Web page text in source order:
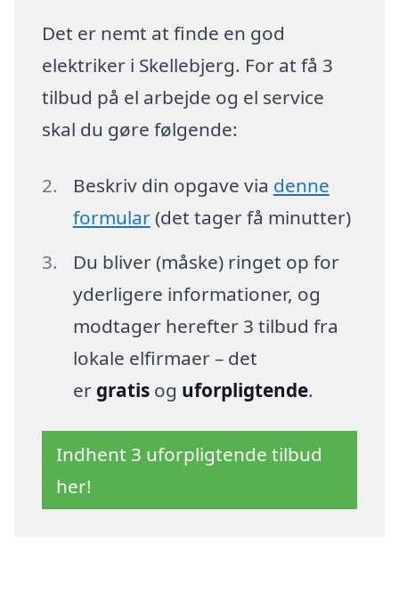
Det er nemt at finde en god
elektriker i Skellebjerg. For at få 3
tilbud på el arbejde og el service
skal du gøre følgende:
Beskriv din opgave via denne
formular(det tager få minutter)
Du bliver (måske) ringet op for
yderligere informationer, og
modtager herefter 3 tilbud fra
lokale elfirmaer – det
er gratisog uforpligtende.
Indhent 3 uforpligtende tilbud
her!